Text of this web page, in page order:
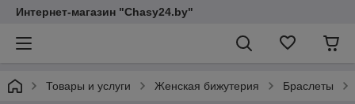
Интернет-магазин "Chasy24.by"
Товары и услуги Женская бижутерия Браслеты